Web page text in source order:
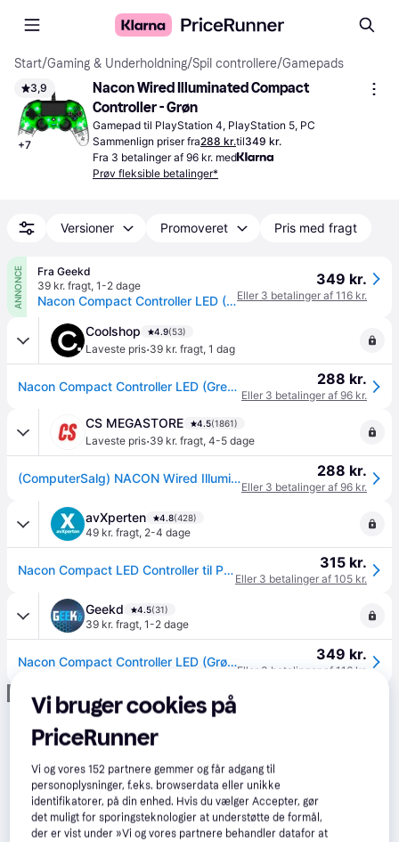
Start/Gaming & Underholdning/Spil controllere/Gamepads
3,9
+7
Nacon Wired Illuminated Compact
Controller - Grøn
Gamepad til PlayStation 4, PlayStation 5, PC
Sammenlign priser fra288 kr.til349 kr.
Fra 3 betalinger af 96 kr. med
Prøv fleksible betalinger*
Versioner Promoveret Pris med fragt
ANNONCE
Fra Geekd
39 kr. fragt, 1-2 dage
Nacon Compact Controller LED (Grøn) Konsol - GEEKD.dk - Forventet levering: 1-2 hverdage
349 kr.
Eller 3 betalinger af 116 kr.
Coolshop 4.9(53)
Laveste pris·39 kr. fragt, 1 dag
Nacon Compact Controller LED (Green) - Klar til levering - Prismatch 288 kr.
Eller 3 betalinger af 96 kr.
CS MEGASTORE 4.5(1861)
Laveste pris·39 kr. fragt, 4-5 dage
(ComputerSalg) NACON Wired Illuminated Compact Controller - Gamepad - kablet 288 kr.
Eller 3 betalinger af 96 kr.
avXperten 4.8(428)
49 kr. fragt, 2-4 dage
Nacon Compact LED Controller til PS4 og PC - Grøn 315 kr.
Eller 3 betalinger af 105 kr.
Geekd 4.5(31)
39 kr. fragt, 1-2 dage
Nacon Compact Controller LED (Grøn) Konsol - GEEKD.dk - Forventet levering: 1-2 hverdage 349 kr.
Eller 3 betalinger af 116 kr.
Annonce
Vi bruger cookies på
PriceRunner
Vi og vores152 partnere gemmer og får adgang til
personoplysninger, f.eks. browserdata eller unikke
identifikatorer, på din enhed. Hvis du vælger Accepter, gør
det muligt for sporingsteknologier at understøtte de formål,
der er vist under »Vi og vores partnere behandler datafor at